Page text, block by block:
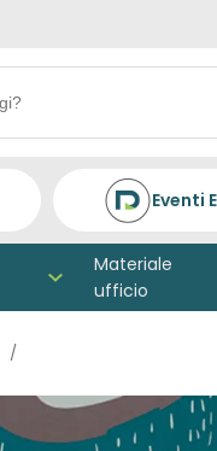
Eventi
Materiale
ufficio